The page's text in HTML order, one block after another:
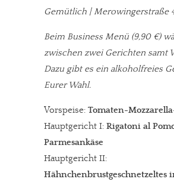
Gemütlich | Merowingerstraße
Beim Business Menü(9,90 €)
zwischen zwei Gerichten samt
Dazu gibt es ein alkoholfreies
Eurer Wahl.
Vorspeise: Tomaten-
Hauptgericht I: Rigatoni al
Parmesankäse
Hauptgericht II:
Hähnchenbrustgeschnetzeltes